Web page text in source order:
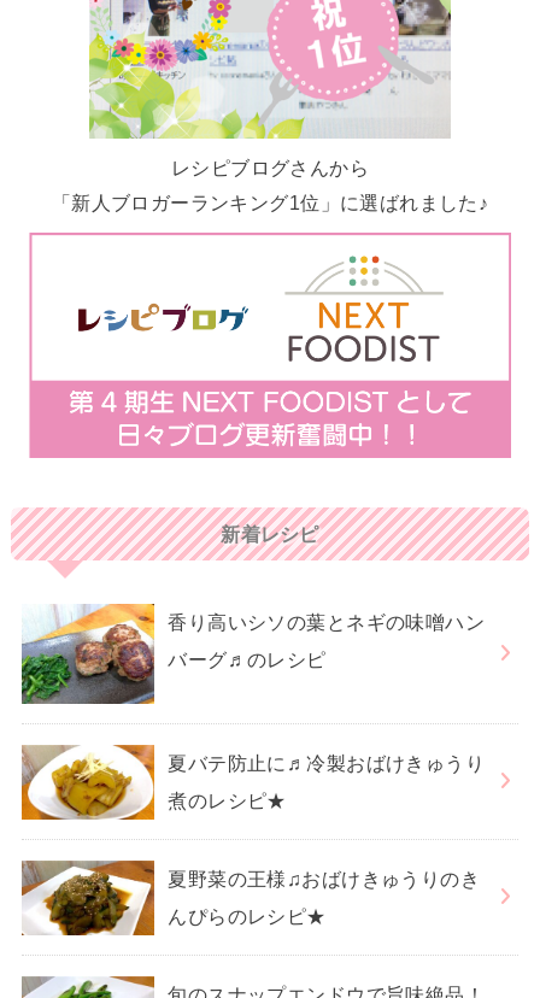
レシピブログさんから
「新人ブロガーランキング1位」に選ばれました♪
新着レシピ
香り高いシソの葉とネギの味噌ハン
バーグ♬のレシピ
夏バテ防止に♬冷製おばけきゅうり
煮のレシピ★
夏野菜の王様♫おばけきゅうりのき
んぴらのレシピ★